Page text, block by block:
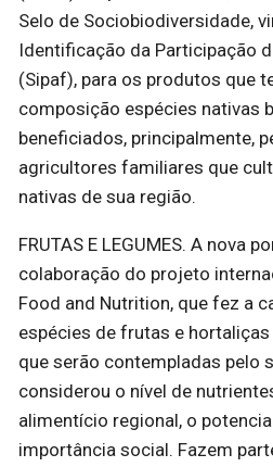
Selo de Sociobiodiversidade,
Identificação da Participação
(Sipaf), para os produtos que
composição espécies nativas
beneficiados, principalmente,
agricultores familiares que
nativas de sua região.
FRUTAS E LEGUMES. A nova
colaboração do projeto
Food and Nutrition, que fez a
espécies de frutas e
que serão contempladas pelo
considerou o nível de
alimentício regional, o
importância social. Fazem